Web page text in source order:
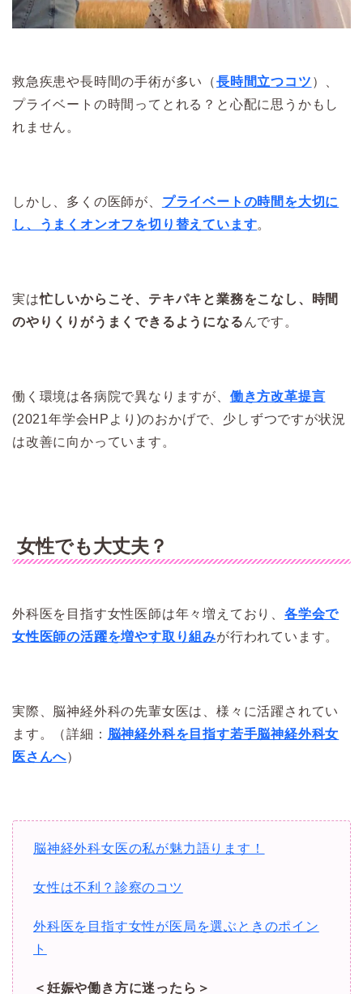
救急疾患や長時間の手術が多い（長時間立つコツ ）、
プライベートの時間ってとれる？と心配に思うかもし
れません。
しかし、多くの医師が、 プライベートの時間を大切に
し、うまくオンオフを切り替えています。
実は忙しいからこそ、テキパキと業務をこなし、時間
のやりくりがうまくできるようになる んです。
働く環境は各病院で異なりますが、 働き方改革提言
(2021年学会HPより)のおかげで、少しずつですが状況
は改善に向かっています。
女性でも大丈夫？
外科医を目指す女性医師は年々増えており、 各学会で
女性医師の活躍を増やす取り組みが行われています。
実際、脳神経外科の先輩女医は、様々に活躍されてい
ます。（詳細： 脳神経外科を目指す若手脳神経外科女
医さんへ）
脳神経外科女医の私が魅力語ります！
女性は不利？診察のコツ
外科医を目指す女性が医局を選ぶときのポイン
ト
＜妊娠や働き方に迷ったら＞